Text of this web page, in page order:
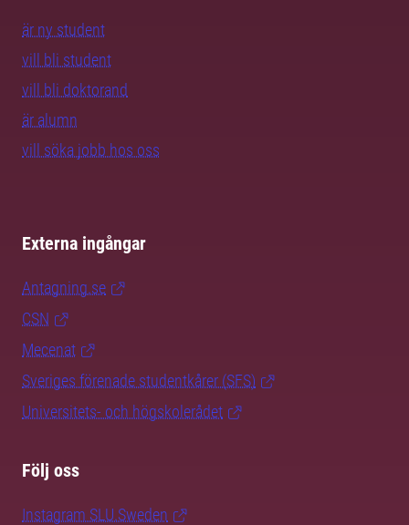
är ny student
vill bli student
vill bli doktorand
är alumn
vill söka jobb hos oss
Externa ingångar
Antagning.se
CSN
Mecenat
Sveriges förenade studentkårer (SFS)
Universitets- och högskolerådet
Följ oss
Instagram SLU.Sweden